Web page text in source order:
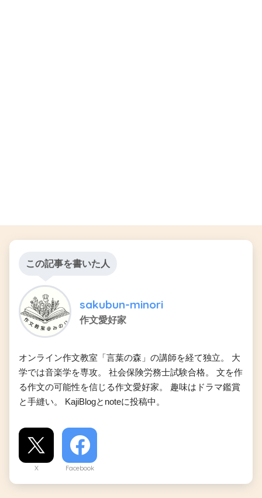
この記事を書いた人
sakubun-minori
作文愛好家
オンライン作文教室「言葉の森」の講師を経て独立。 大
学では音楽学を専攻。 社会保険労務士試験合格。 文を作
る作文の可能性を信じる作文愛好家。 趣味はドラマ鑑賞
と手縫い。 KajiBlogとnoteに投稿中。
X Facebook